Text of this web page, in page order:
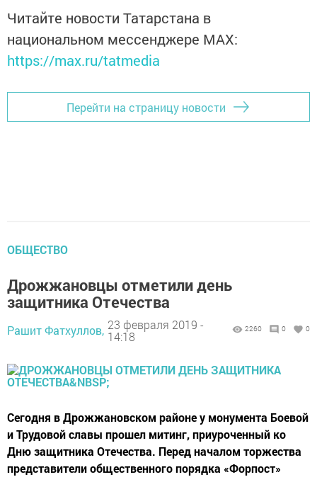
Читайте новости Татарстана в
национальном мессенджере MАХ:
https://max.ru/tatmedia
Перейти на страницу новости
ОБЩЕСТВО
Дрожжановцы отметили день
защитника Отечества
Рашит Фатхуллов, 23 февраля 2019 -
14:18
2260 0 0
Сегодня в Дрожжановском районе у монумента Боевой
и Трудовой славы прошел митинг, приуроченный ко
Дню защитника Отечества. Перед началом торжества
представители общественного порядка «Форпост»